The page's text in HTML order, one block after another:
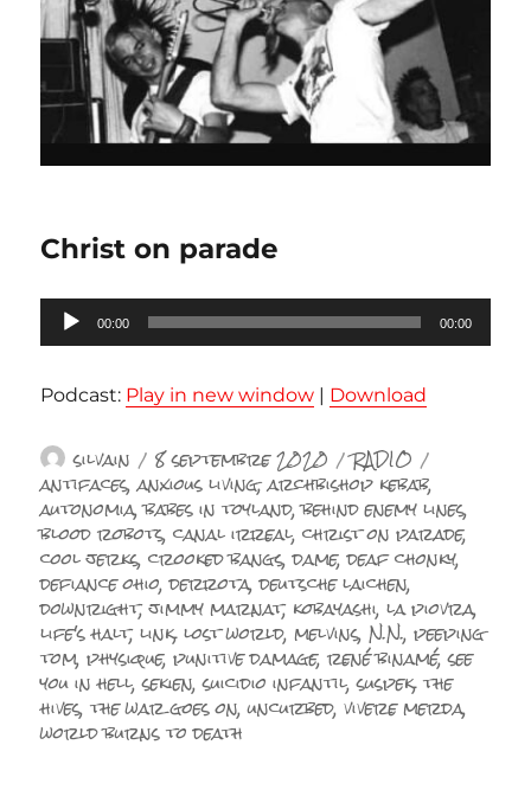
Christ on parade
Lecteur
audio
00:00 00:00
Podcast: Play in new window | Download
Auteur
silvain Publié
le
8 septembre 2020 Catégories
RADIO
antifaces,anxious living,archbishop kebab,
autonomia,babes in toyland,behind enemy lines,
blood robots,canal irreal,christ on parade,
cool jerks,crooked bangs,dame,deaf chonky,
defiance ohio,derrota,deutsche laichen,
downright,jimmy marnat,kobayashi,la piovra,
life's halt,link,lost world,melvins,N.N.,peeping
tom,physique,punitive damage,rené binamé,see
you in hell,sekien,suicidio infantil,suspek,the
hives,the war goes on,uncurbed,vivere merda,
world burns to death